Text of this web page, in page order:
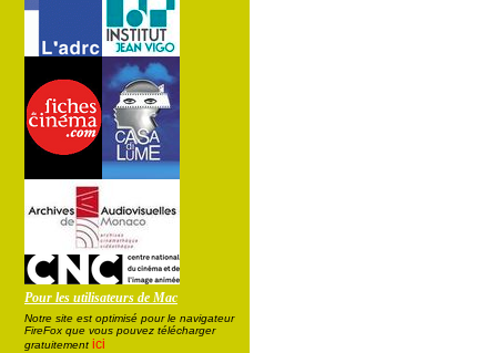
Pour les utilisateurs de Mac
Notre site est optimisé pour le navigateur
FireFox que vous pouvez télécharger
gratuitement ici